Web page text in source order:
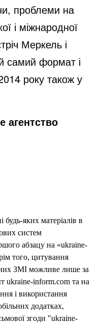
проблеми на
і міжнародної
Меркель і
самий формат і
року також у
агентство
яких матеріалів в
систем
абзацу на «ukraine-
того, цитування
ЗМІ можливе лише за
ukraine-inform.com та на
і використання
додатках,
згоди "ukraine-